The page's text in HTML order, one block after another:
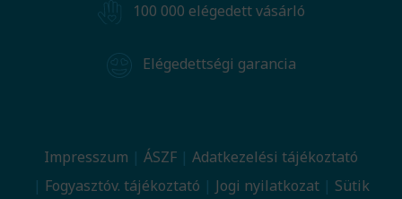
100 000 elégedett vásárló
Elégedettségi garancia
Impresszum ÁSZF
Adatkezelési tájékoztató
Fogyasztóv. tájékoztató
Jogi nyilatkozat Sütik